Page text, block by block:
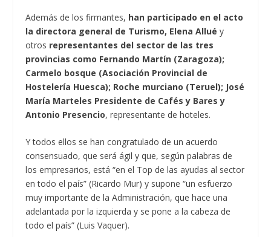
Además de los firmantes, han participado en el acto
la directora general de Turismo, Elena Allué y
otros representantes del sector de las tres
provincias como Fernando Martín (Zaragoza);
Carmelo bosque (Asociación Provincial de
Hostelería Huesca); Roche murciano (Teruel); José
María Marteles Presidente de Cafés y Bares y
Antonio Presencio, representante de hoteles.
Y todos ellos se han congratulado de un acuerdo
consensuado, que será ágil y que, según palabras de
los empresarios, está “en el Top de las ayudas al sector
en todo el país” (Ricardo Mur) y supone “un esfuerzo
muy importante de la Administración, que hace una
adelantada por la izquierda y se pone a la cabeza de
todo el país” (Luis Vaquer).